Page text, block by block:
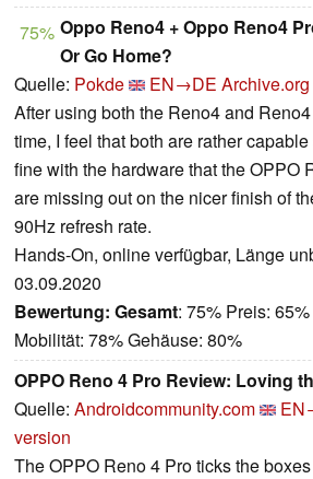
75% Oppo Reno4 + Oppo Reno4
Or Go Home?
Quelle: Pokde EN→DE
After using both the Reno4 and
time, I feel that both are rather
fine with the hardware that the OPPO
are missing out on the nicer finish of
90Hz refresh rate.
Hands-On, online verfügbar, Länge
03.09.2020
Bewertung: Gesamt: 75% Preis:
Mobilität: 78% Gehäuse: 80%
OPPO Reno 4 Pro Review: Loving
Quelle: Androidcommunity.com
version
The OPPO Reno 4 Pro ticks the